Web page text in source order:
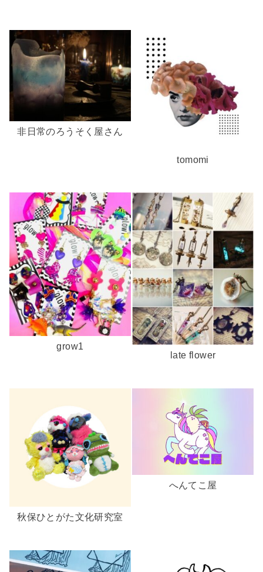
非日常のろうそく屋さん
tomomi
grow1
late flower
秋保ひとがた文化研究室
へんてこ屋